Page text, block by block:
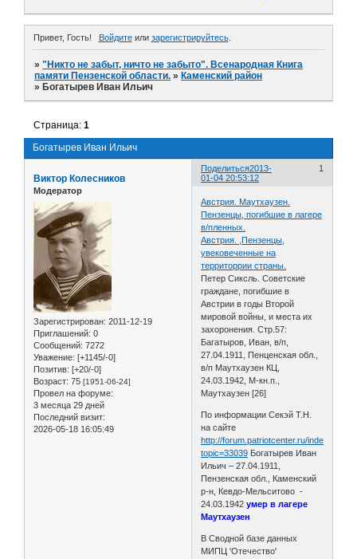
Привет, Гость! Войдитеили зарегистрируйтесь.
»"Никто не забыт, ничто не забыто". Всенародная Книга
памяти Пензенской области. » Каменский район
» Богатырев Иван Ильич
Богатырев Иван Ильич
Страница:1
Поделиться 1
2013-
01-04 20:53:12
Виктор Колесников
Модератор
Зарегистрирован: 2011-12-19
Приглашений: 0
Сообщений: 7272
Уважение: [+1145/-0]
Позитив: [+20/-0]
Возраст: 75 [1951-06-24]
Провел на форуме:
3 месяца 29 дней
Последний визит:
2026-05-18 16:05:49
Австрия. Маутхаузен.
Пензенцы, погибшие в лагере
в/пленных.
Австрия. ,Пензенцы,
увековеченные на
территоррии страны.
Петер Сиксль. Советские
граждане, погибшие в
Австрии в годы Второй
мировой войны, и места их
захоронения. Стр.57:
Багатыров, Иван, в/п,
27.04.1911, Пенценская обл.,
в/п Маутхаузен КЦ,
24.03.1942, М-кн.п.,
Маутхаузен [26]
По информации Секэй Т.Н.
на сайте
http://forum.patriotcenter.ru/index.php?
topic=33039 Богатырев Иван
Ильич – 27.04.1911,
Пензенская обл., Каменский
р-н, Кевдо-Мельситово -
24.03.1942умер в лагере
Маутхаузен
В Сводной базе данных
МИПЦ 'Отечество'